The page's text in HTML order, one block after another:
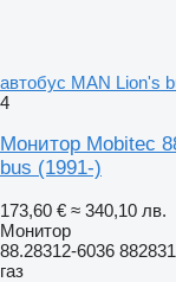
автобус MAN Lion's
4
Монитор Mobitec
bus (1991-)
173,60 € ≈ 340,10 лв.
Монитор
88.28312-6036
газ